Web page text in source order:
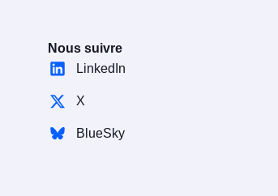
Nous suivre
LinkedIn
X
BlueSky